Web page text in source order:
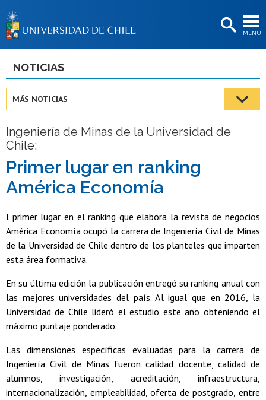
MENÚ
BIBLIOTECAS
Estudiantes
Académicas/os
Egresadas/os
NOTICIAS
MÁS NOTICIAS
Ingeniería de Minas de la Universidad de
Chile:
Primer lugar en ranking
América Economía
l primer lugar en el ranking que elabora la revista de negocios
América Economía ocupó la carrera de Ingeniería Civil de Minas
de la Universidad de Chile dentro de los planteles que imparten
esta área formativa.
En su última edición la publicación entregó su ranking anual con
las mejores universidades del país. Al igual que en 2016, la
Universidad de Chile lideró el estudio este año obteniendo el
máximo puntaje ponderado.
Las dimensiones específicas evaluadas para la carrera de
Ingeniería Civil de Minas fueron calidad docente, calidad de
alumnos, investigación, acreditación, infraestructura,
internacionalización, empleabilidad, oferta de postgrado, entre